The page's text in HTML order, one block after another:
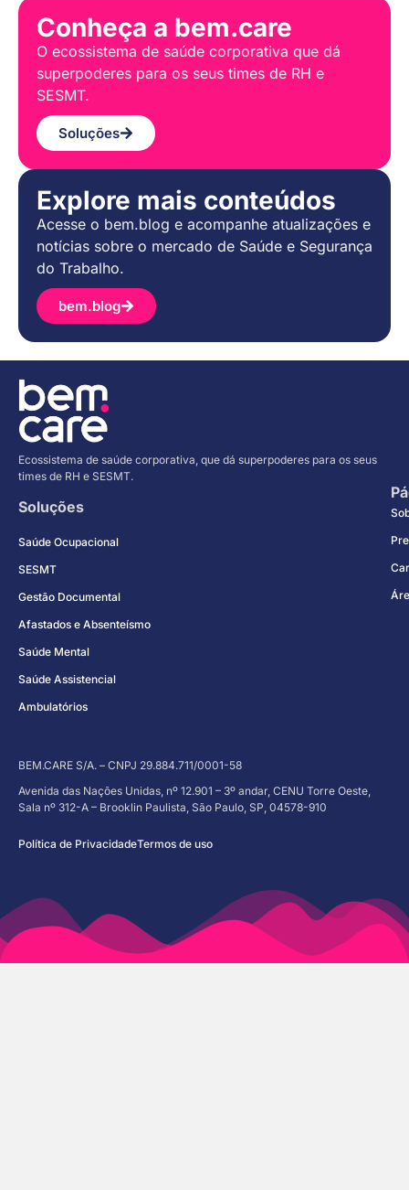
Conheça a bem.care
O ecossistema de saúde corporativa que dá
superpoderes para os seus times de RH e
SESMT.
Soluções
Explore mais conteúdos
Acesse o bem.blog e acompanhe atualizações e
notícias sobre o mercado de Saúde e Segurança
do Trabalho.
bem.blog
Ecossistema de saúde corporativa, que dá superpoderes para os seus
times de RH e SESMT.
Soluções
Saúde Ocupacional
SESMT
Gestão Documental
Afastados e Absenteísmo
Saúde Mental
Saúde Assistencial
Ambulatórios
BEM.CARE S/A. – CNPJ 29.884.711/0001-58
Avenida das Nações Unidas, nº 12.901 – 3º andar, CENU Torre Oeste,
Sala nº 312-A – Brooklin Paulista, São Paulo, SP, 04578-910
Política de PrivacidadeTermos de uso